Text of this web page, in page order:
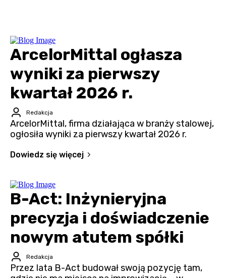
ArcelorMittal ogłasza
wyniki za pierwszy
kwartał 2026 r.
Redakcja
ArcelorMittal, firma działająca w branży stalowej,
ogłosiła wyniki za pierwszy kwartał 2026 r.
Dowiedz się więcej
B-Act: Inżynieryjna
precyzja i doświadczenie
nowym atutem spółki
Redakcja
Przez lata B-Act budował swoją pozycję tam,